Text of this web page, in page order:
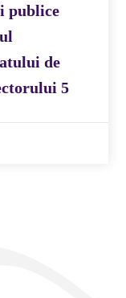
publice
de
5